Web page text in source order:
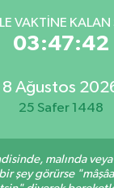
VAKTİNE KALAN
03:47:42
8 Ağustos
25 Safer 1448
malında
şey görürse